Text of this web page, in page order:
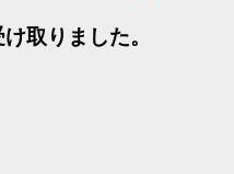
取りました。